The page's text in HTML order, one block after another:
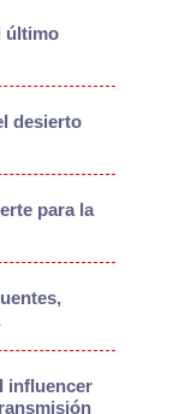
último
desierto
para la
influencer